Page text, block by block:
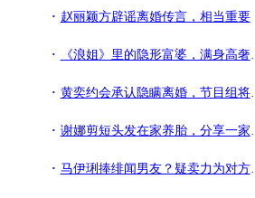
赵丽颖方辟谣离婚传言，相当重要
《浪姐》里的隐形富婆，满身高奢镶钻珠宝，身价比整个公司还高？
黄奕约会承认隐瞒离婚，节目组将取消相关内容.
谢娜剪短头发在家养胎，分享一家四口日常，两个女儿太活泼了
马伊琍捧绯闻男友？疑卖力为对方造势，男方小18岁长相还不般配